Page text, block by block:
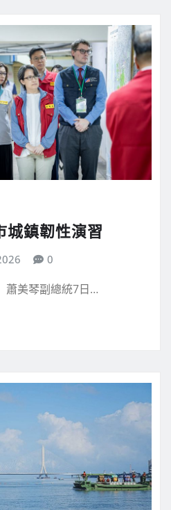
城鎮韌性演習
0
蕭美琴副總統7日…